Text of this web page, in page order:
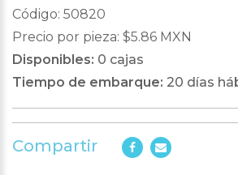
Código: 50820
Precio por pieza: $5.86 MXN
Disponibles: 0 cajas
Tiempo de embarque: 20 días
Compartir